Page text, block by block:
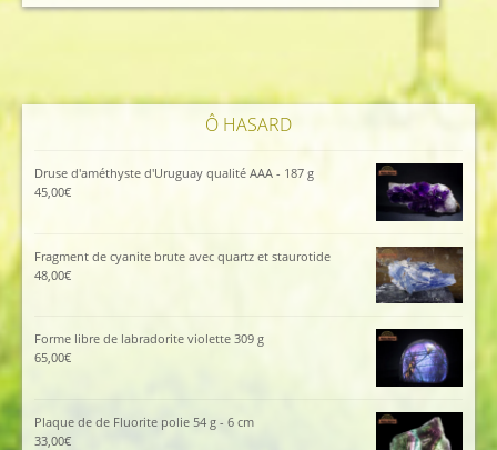
112,00€.102,00€.
Ô HASARD
Druse d'améthyste d'Uruguay qualité AAA - 187 g
45,00€
Fragment de cyanite brute avec quartz et staurotide
48,00€
Forme libre de labradorite violette 309 g
65,00€
Plaque de de Fluorite polie 54 g - 6 cm
33,00€